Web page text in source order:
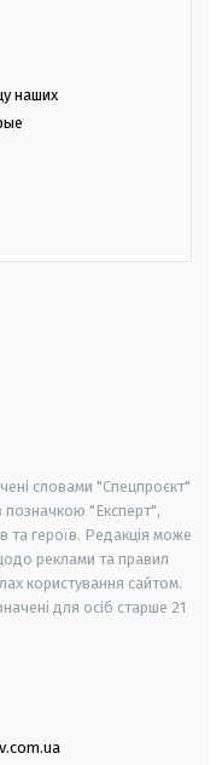
наших
словами "Спецпроєкт"
позначкою "Експерт",
та героїв. Редакція може
реклами та правил
користування сайтом.
для осіб старше 21